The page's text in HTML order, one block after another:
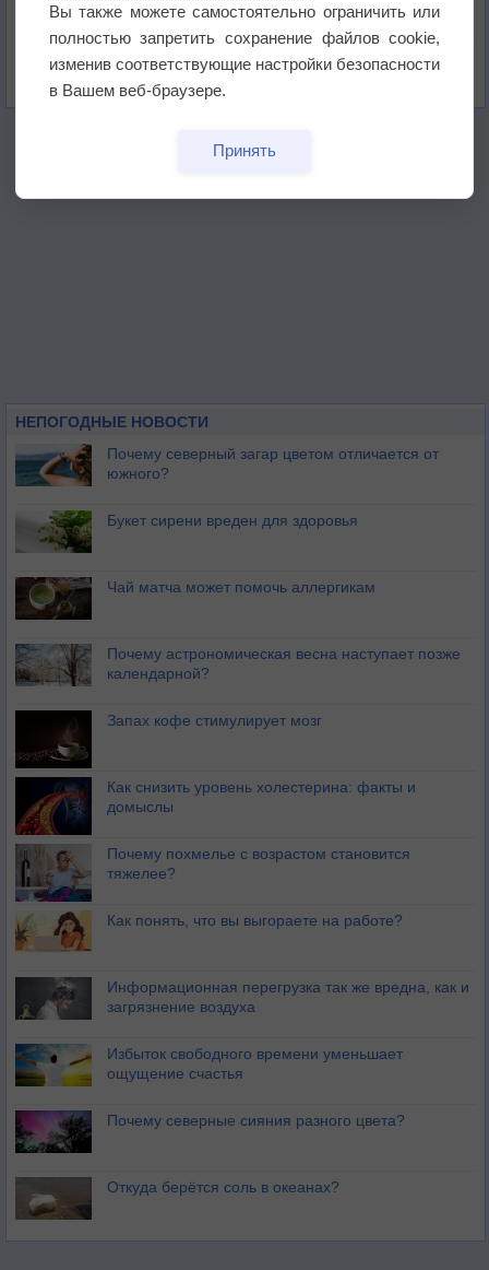
НЕПОГОДНЫЕ НОВОСТИ
Почему северный загар цветом отличается от
южного?
Букет сирени вреден для здоровья
Чай матча может помочь аллергикам
Почему астрономическая весна наступает позже
календарной?
Запах кофе стимулирует мозг
Как снизить уровень холестерина: факты и
домыслы
Почему похмелье с возрастом становится
тяжелее?
Как понять, что вы выгораете на работе?
Информационная перегрузка так же вредна, как и
загрязнение воздуха
Избыток свободного времени уменьшает
ощущение счастья
Почему северные сияния разного цвета?
Откуда берётся соль в океанах?
Вы также можете самостоятельно ограничить или
полностью запретить сохранение файлов cookie,
изменив соответствующие настройки безопасности
в Вашем веб-браузере.
Принять